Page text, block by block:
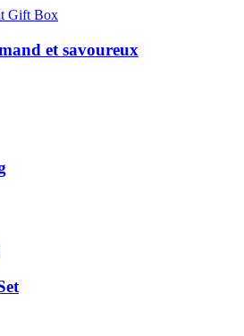
et savoureux